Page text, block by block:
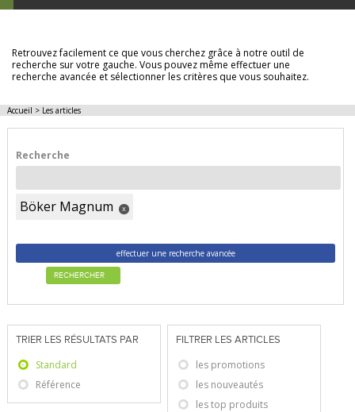
Retrouvez facilement ce que vous cherchez grâce à notre outil de
recherche sur votre gauche. Vous pouvez même effectuer une
recherche avancée et sélectionner les critères que vous souhaitez.
Accueil > Les articles
Recherche
Böker Magnum x
effectuer une recherche avancée
RECHERCHER
TRIER LES RÉSULTATS PAR
Standard
Référence
FILTRER LES ARTICLES
les promotions
les nouveautés
les top produits